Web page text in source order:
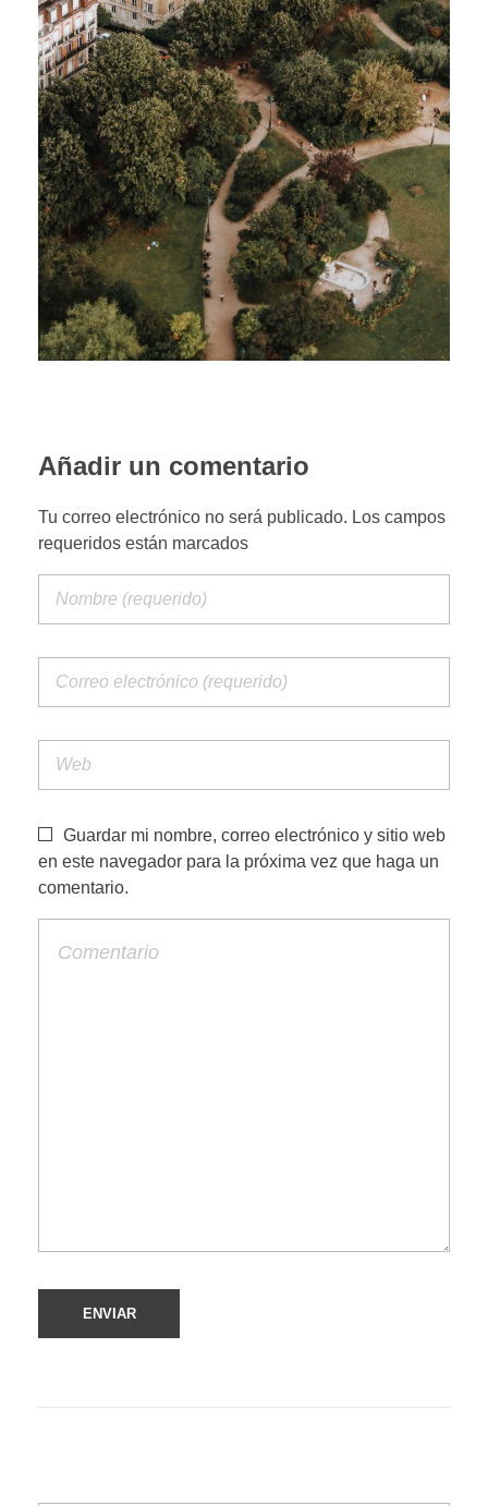
PORTFOLIO WEB
CONTACTA
Añadir un comentario
Tu correo electrónico no será publicado. Los campos
requeridos están marcados
Guardar mi nombre, correo electrónico y sitio web
en este navegador para la próxima vez que haga un
comentario.